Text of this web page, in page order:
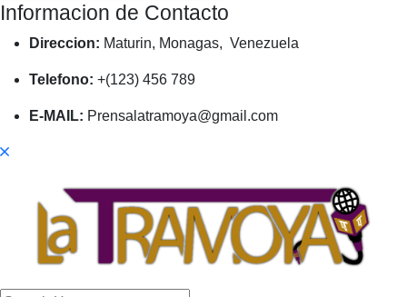
Informacion de Contacto
Direccion: Maturin, Monagas, Venezuela
Telefono: +(123) 456 789
E-MAIL: Prensalatramoya@gmail.com